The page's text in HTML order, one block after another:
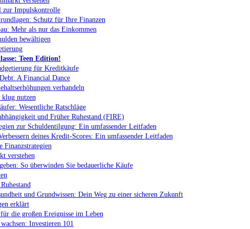
zur Impulskontrolle
Schutz für Ihre Finanzen
Mehr als nur das Einkommen
bewältigen
Teen Edition!
für Kreditkäufe
A Financial Dance
verhandeln
klug nutzen
Wesentliche Ratschläge
und Früher Ruhestand (FIRE)
zur Schuldentilgung: Ein umfassender Leitfaden
deines Kredit-Scores: Ein umfassender Leitfaden
Finanzstrategien
verstehen
So überwinden Sie bedauerliche Käufe
und Grundwissen: Dein Weg zu einer sicheren Zukunft
erklärt
die großen Ereignisse im Leben
Investieren 101